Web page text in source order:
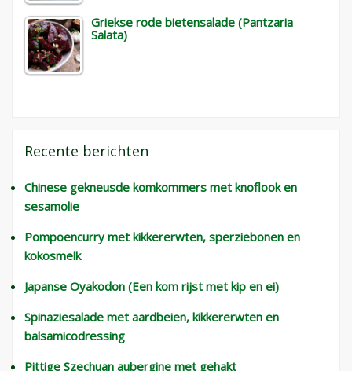
Griekse rode bietensalade (Pantzaria
Salata)
Recente berichten
Chinese gekneusde komkommers met knoflook en
sesamolie
Pompoencurry met kikkererwten, sperziebonen en
kokosmelk
Japanse Oyakodon (Een kom rijst met kip en ei)
Spinaziesalade met aardbeien, kikkererwten en
balsamicodressing
Pittige Szechuan aubergine met gehakt